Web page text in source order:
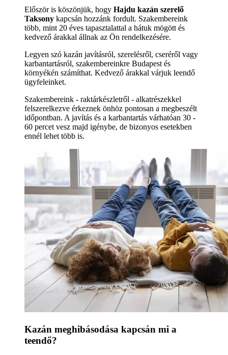
Először is köszönjük, hogy Hajdu kazán szerelő
Taksony kapcsán hozzánk fordult. Szakembereink
több, mint 20 éves tapasztalattal a hátuk mögött és
kedvező árakkal állnak az Ön rendelkezésére.
Legyen szó kazán javításról, szerelésről, cseréről vagy
karbantartásról, szakembereinkre Budapest és
környékén számíthat. Kedvező árakkal várjuk leendő
ügyfeleinket.
Szakembereink - raktárkészletről - alkatrészekkel
felszerelkezve érkeznek önhöz pontosan a megbeszélt
időpontban. A javítás és a karbantartás várhatóan 30 -
60 percet vesz majd igénybe, de bizonyos esetekben
ennél lehet több is.
Kazán meghibásodása kapcsán mi a
teendő?